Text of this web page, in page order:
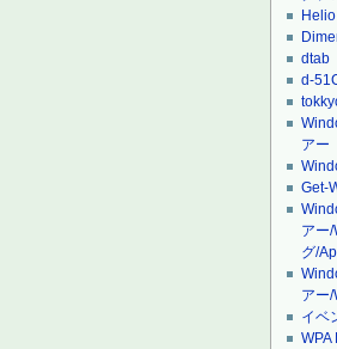
dtab
d-
アー
Get-
アー
グ/
アー
イベ
WPA